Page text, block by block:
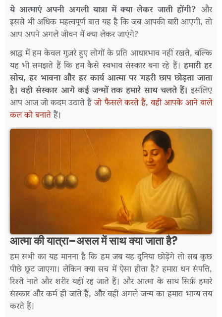
ये आत्माएं अपनी अगली यात्रा में क्या लेकर जाती होंगी? और
इससेभीअधिकमहत्वपूर्णबातयहहैकिजबआपकीबारीआएगी,तो
आपअपनेअगलेजीवनमेंक्यालेकरजाएंगे?
श्राद्धमेंहमकेवलगुज़रेहुएलोगोंकेप्रतिआधारभावनहींरखते,बल्कि
यहभीसमझते हैंकिहमकैसे स्वभावसंस्कारबनारहे हैं। हमारीहर
सोच,हर भावना और हर कार्य आत्मा पर गहरी छाप छोड़ता जाता
है। वहीसंस्कार आगेकईजन्मोंतकहमारे साथचलतेहैं। इसलिए
आपआजजोकदमउठातेहैंजोफैसलेकरतेहैं,वहीआपकेआनेवाले
कलकोबनातेहैं।
आत्मा की यात्रा–असल में साथ क्या जाता है?
हमसभीकायहमाननाहै कि हमजबयहदुनियाछोड़ेंगेतोसबकुछ
पीछेछूटजाएगा। लेकिनक्यासचमेंऐसाहोताहै?हमाराधनसंपत्ति,
रिश्तेनातेऔर शरीरयहींरहजातेहैं। औरआत्माकेसाथसिर्फ़हमारे
संस्कारऔरकर्महीजातेहैं, औरवहीअगलेजन्मकाहमाराभाग्यतय
करतेहैं।